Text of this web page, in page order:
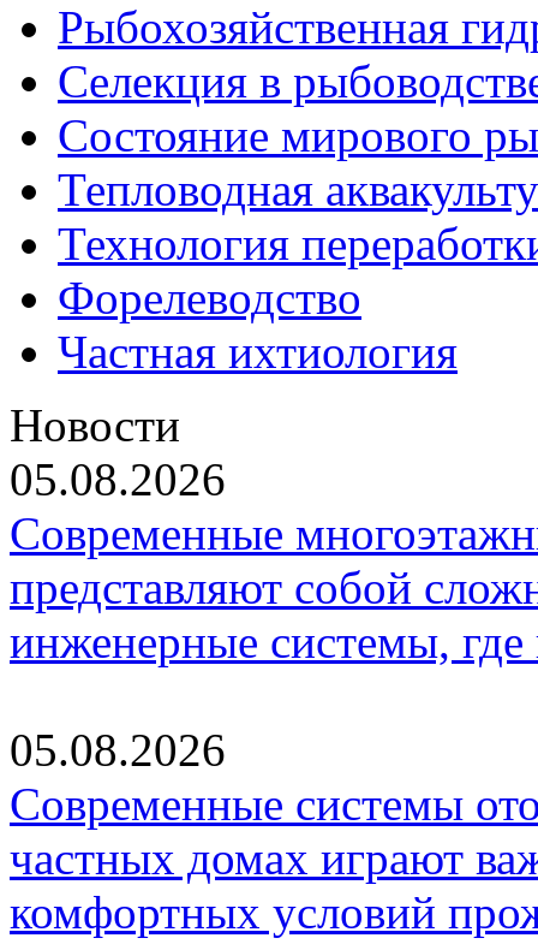
Рыбохозяйственная
Селекция в
Состояние мирового
Тепловодная
Технология
Форелеводство
Частная ихтиология
Новости
05.08.2026
Современные
представляют собой
инженерные системы,
05.08.2026
Современные системы
частных домах играют
комфортных условий